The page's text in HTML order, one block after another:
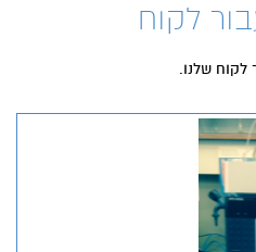
לקוח
לקוח שלנו.